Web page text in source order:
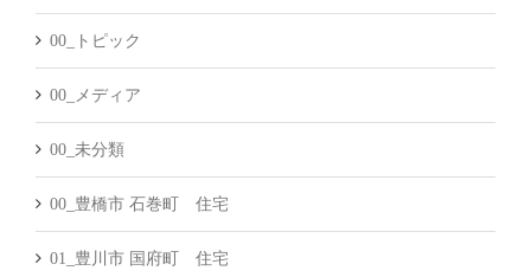
00_トピック
00_メディア
00_未分類
00_豊橋市 石巻町 住宅
01_豊川市 国府町 住宅